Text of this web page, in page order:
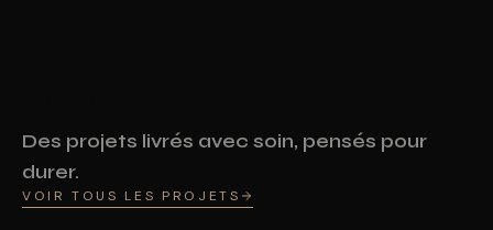
Des projets livrés avec soin, pensés pour
durer.
VOIR TOUS LES PROJETS